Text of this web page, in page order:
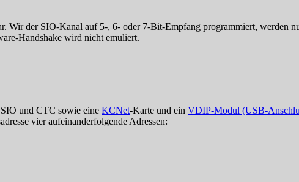
Wir der SIO-Kanal auf 5-, 6- oder 7-Bit-Empfang programmiert, werden
Handshake wird nicht emuliert.
und CTC sowie eine KCNet-Karte und ein VDIP-Modul (USB-
vier aufeinanderfolgende Adressen: